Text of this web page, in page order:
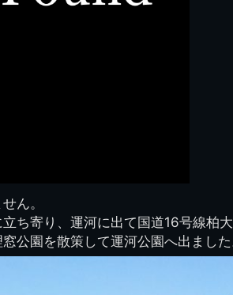
ん。
ち寄り、運河に出て国道16号線柏
公園を散策して運河公園へ出ました